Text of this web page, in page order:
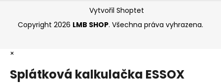
Vytvořil Shoptet
Copyright 2026 LMB SHOP. Všechna práva vyhrazena.
×
Splátková kalkulačka ESSOX